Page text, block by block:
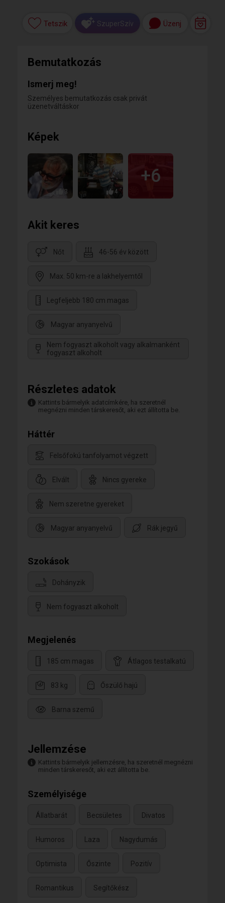
Tetszik SzuperSzív Üzenj
Bemutatkozás
Ismerj meg!
Személyes bemutatkozás csak privát
üzenetváltáskor
Képek
3 4
+6
Akit keres
Nőt 46-56 év között
Max. 50 km-re a lakhelyemtől
Legfeljebb 180 cm magas
Magyar anyanyelvű
Nem fogyaszt alkoholt vagy alkalmanként
fogyaszt alkoholt
Részletes adatok
Kattints bármelyik adatcímkére, ha szeretnél
megnézni minden társkeresőt, aki ezt állította be.
Háttér
Felsőfokú tanfolyamot végzett
Elvált Nincs gyereke
Nem szeretne gyereket
Magyar anyanyelvű Rák jegyű
Szokások
Dohányzik
Nem fogyaszt alkoholt
Megjelenés
185 cm magas Átlagos testalkatú
83 kg Őszülő hajú
Barna szemű
Jellemzése
Kattints bármelyik jellemzésre, ha szeretnél megnézni
minden társkeresőt, aki ezt állította be.
Személyisége
Állatbarát Becsületes Divatos
Humoros Laza Nagydumás
Optimista Őszinte Pozitív
Romantikus Segítőkész